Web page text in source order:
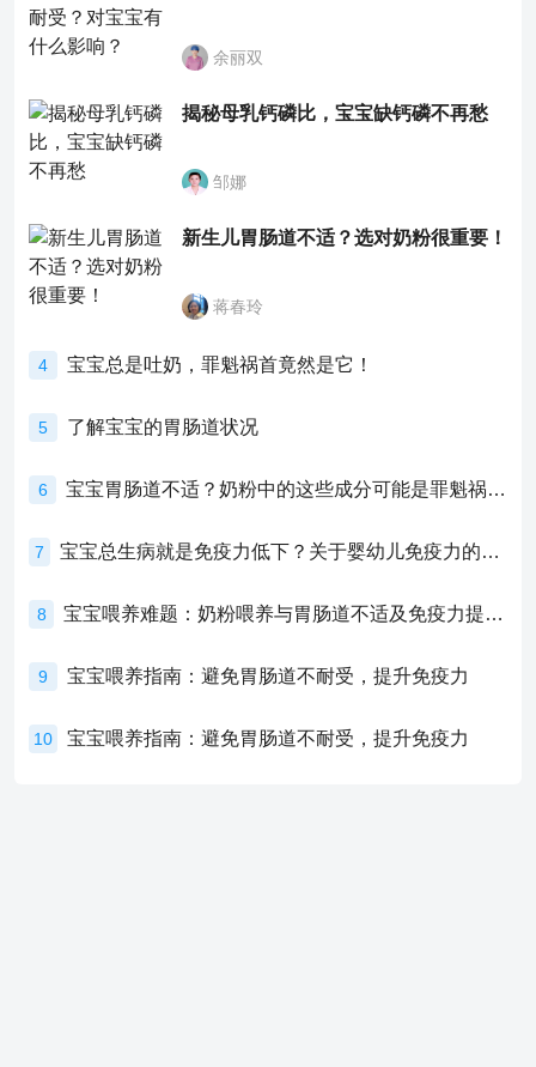
余丽双
揭秘母乳钙磷比，宝宝缺钙磷不再愁
邹娜
新生儿胃肠道不适？选对奶粉很重要！
蒋春玲
4 宝宝总是吐奶，罪魁祸首竟然是它！
5 了解宝宝的胃肠道状况
6 宝宝胃肠道不适？奶粉中的这些成分可能是罪魁祸首！
7 宝宝总生病就是免疫力低下？关于婴幼儿免疫力的真相，家长必须了解！
8 宝宝喂养难题：奶粉喂养与胃肠道不适及免疫力提升的奥秘
9 宝宝喂养指南：避免胃肠道不耐受，提升免疫力
10 宝宝喂养指南：避免胃肠道不耐受，提升免疫力